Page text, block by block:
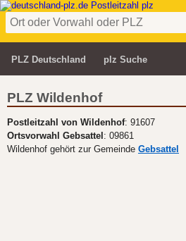
PLZ Deutschland plz Suche
PLZ Wildenhof
Postleitzahl von Wildenhof: 91607
Ortsvorwahl Gebsattel : 09861
Wildenhof gehört zur Gemeinde Gebsattel